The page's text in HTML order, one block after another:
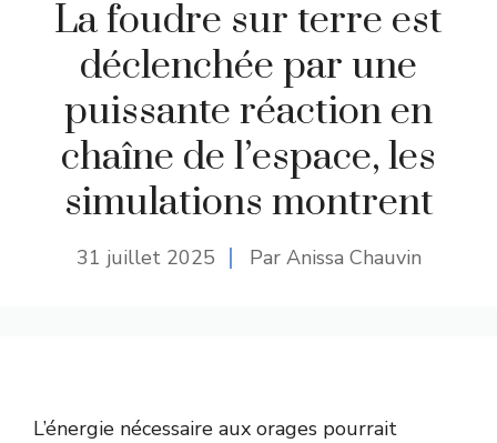
La foudre sur terre est
déclenchée par une
puissante réaction en
chaîne de l’espace, les
simulations montrent
31 juillet 2025 Par Anissa Chauvin
L’énergie nécessaire aux orages pourrait